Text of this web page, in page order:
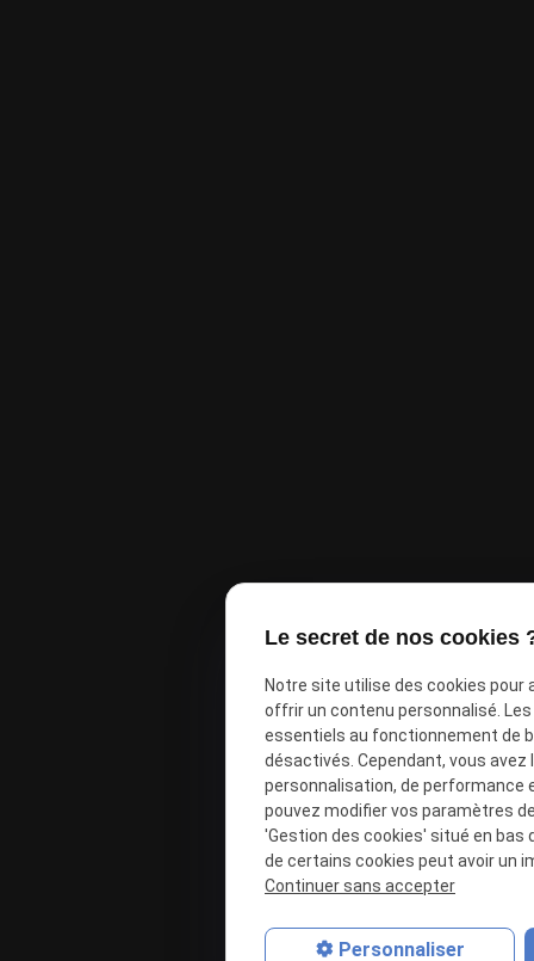
Le secret de nos cookies
Notre site utilise des cookies pour
offrir un contenu personnalisé.
essentiels au fonctionnement de
désactivés. Cependant, vous
personnalisation, de performance
pouvez modifier vos paramètres
'Gestion des cookies' situé en bas
de certains cookies peut avoir un
Continuer sans accepter
Personnaliser